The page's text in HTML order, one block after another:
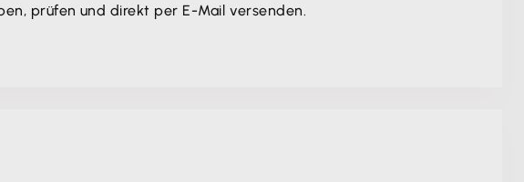
prüfen und direkt per E-Mail versenden.